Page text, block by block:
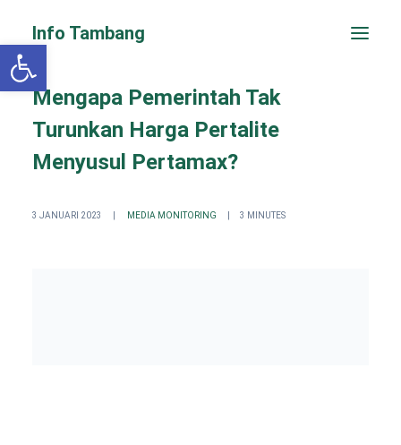
Info Tambang
Mengapa Pemerintah Tak
Turunkan Harga Pertalite
Menyusul Pertamax?
3 JANUARI 2023 MEDIA MONITORING 3 MINUTES
Open toolbar